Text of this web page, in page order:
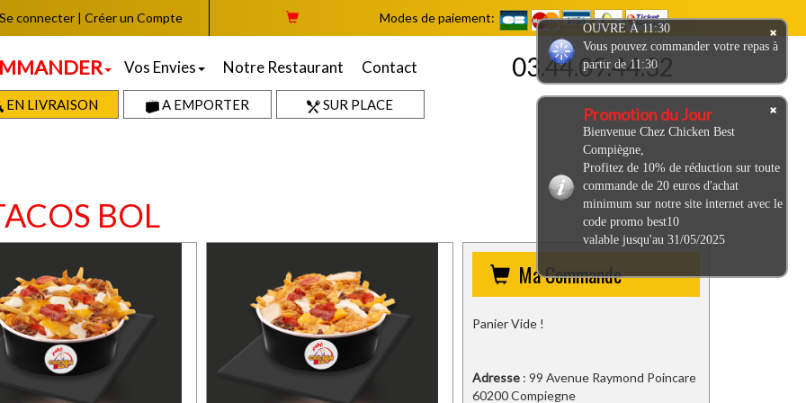
connecter| Créer un Compte Modes de paiement:
Vos Envies Notre Restaurant Contact
EN LIVRAISON A EMPORTER SUR PLACE
03.44.09.44.32
BOL
Ma Commande
Panier Vide !
Adresse : 99 Avenue Raymond Poincare
60200 Compiegne
OUVRE À 11:30
Vous pouvez commander votre repas à
partir de 11:30
Promotion du Jour
Bienvenue Chez Chicken Best
Compiègne,
Profitez de 10% de réduction sur toute
commande de 20 euros d'achat
minimum sur notre site internet avec le
code promo best10
valable jusqu'au 31/05/2025